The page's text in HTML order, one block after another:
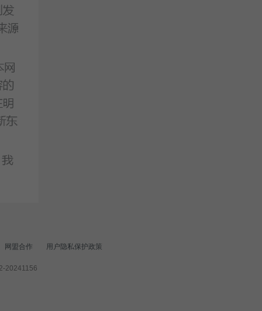
网盟合作 用户隐私保护政策
20241156